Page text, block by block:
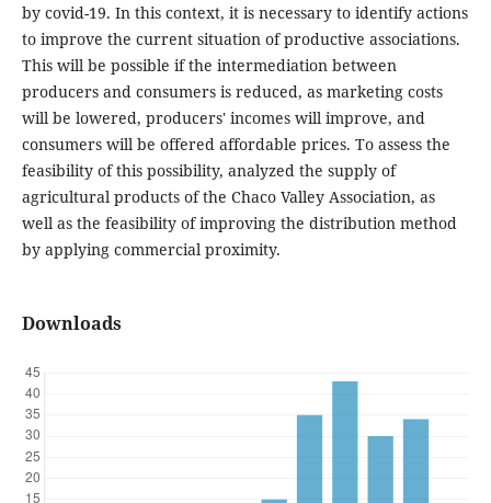
by covid-19. In this context, it is necessary to identify actions
to improve the current situation of productive associations.
This will be possible if the intermediation between
producers and consumers is reduced, as marketing costs
will be lowered, producers' incomes will improve, and
consumers will be offered affordable prices. To assess the
feasibility of this possibility, analyzed the supply of
agricultural products of the Chaco Valley Association, as
well as the feasibility of improving the distribution method
by applying commercial proximity.
Downloads